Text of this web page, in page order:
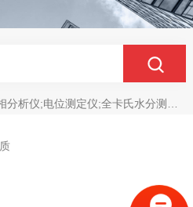
水分测定仪;全自动永停滴定仪;菌落计数分析仪;抑菌圈测量仪;抑菌圈分析仪